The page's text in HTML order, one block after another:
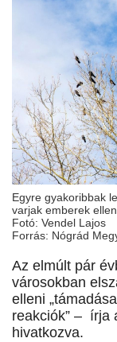
Egyre gyakoribbak
varjak emberek
Fotó: Vendel Lajos
Forrás: Nógrád
Az elmúlt pár
városokban
elleni
reakciók” – írja
hivatkozva.